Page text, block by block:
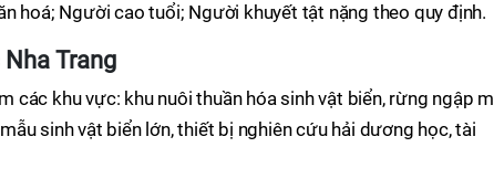
hoá; Người cao tuổi; Người khuyết tật nặng theo quy định.
Trang
các khu vực: khu nuôi thuần hóa sinh vật biển, rừng ngập
sinh vật biển lớn, thiết bị nghiên cứu hải dương học, tài